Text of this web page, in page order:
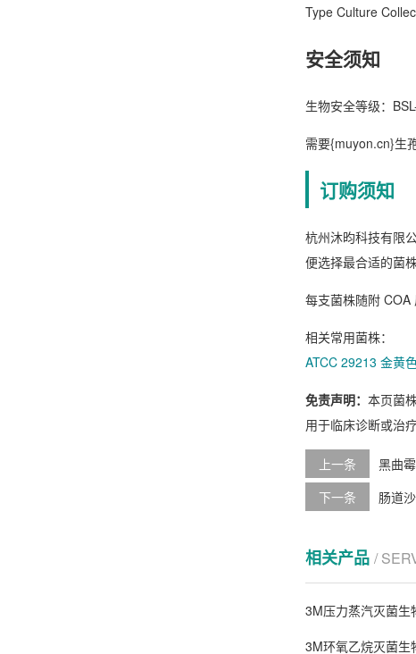
Type Culture
安全须知
生物安全等级：
需要{muyon.cn}生
订购须知
杭州沐昀科技有限
便选择最合适的菌株
每支菌株随附 COA
相关常用菌株：
ATCC 29213 金黄
免责声明： 本页菌
用于临床诊断或治
上一条
黑曲
下一条
肠道
相关产品 /
3M压力蒸汽灭菌生
3M环氧乙烷灭菌生